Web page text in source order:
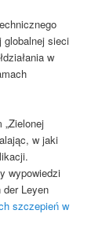
globalnej sieci
w
w jaki
wypowiedzi
Leyen
szczepień w